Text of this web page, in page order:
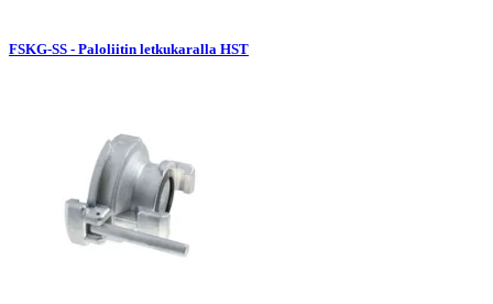
FSKG-SS - Paloliitin letkukaralla HST